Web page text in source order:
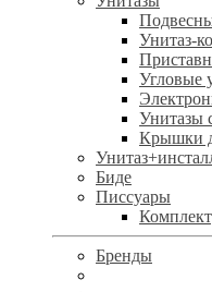
Унитаз-
Угловые
Унитазы
Крышки
Биде
Писсуары
Бренды